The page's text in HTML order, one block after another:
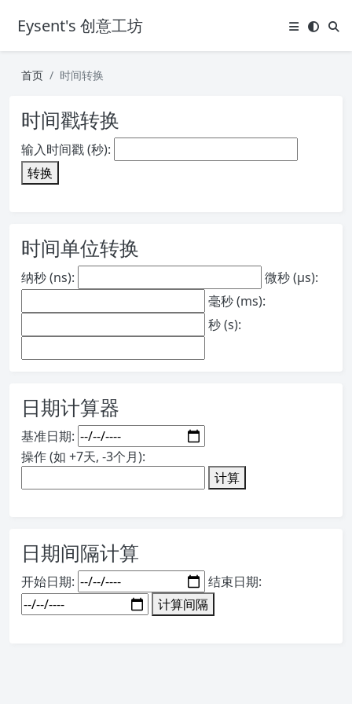
Eysent's 创意工坊
首页 时间转换
时间戳转换
输入时间戳 (秒):
转换
时间单位转换
纳秒 (ns):
微秒 (μs):
毫秒 (ms):
秒 (s):
日期计算器
基准日期:
操作 (如 +7天, -3个月):
计算
日期间隔计算
开始日期:
结束日期:
计算间隔